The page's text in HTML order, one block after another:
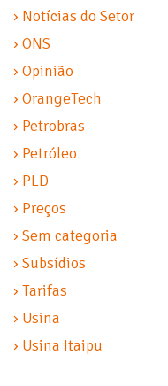
› Notícias do Setor
› ONS
› Opinião
› OrangeTech
› Petrobras
› Petróleo
› PLD
› Preços
› Sem categoria
› Subsídios
› Tarifas
› Usina
› Usina Itaipu